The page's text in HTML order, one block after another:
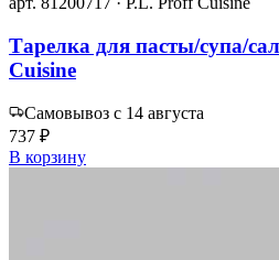
Тарелка для пасты/супа/
Cuisine
Самовывоз с 14 августа
737 ₽
В корзину